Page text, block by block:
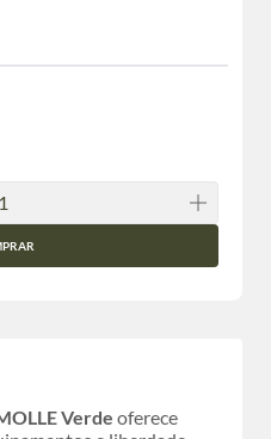
Verde oferece